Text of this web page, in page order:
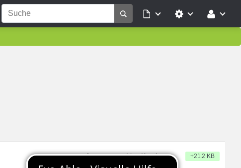
– angelegt Lisa Kurpiun +21.2 KB